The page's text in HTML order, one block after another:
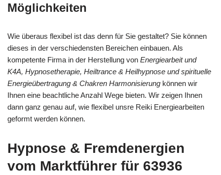
Möglichkeiten
Wie überaus flexibel ist das denn für Sie gestaltet? Sie können
dieses in der verschiedensten Bereichen einbauen. Als
kompetente Firma in der Herstellung von Energiearbeit und
K4A, Hypnosetherapie, Heiltrance & Heilhypnose und spirituelle
Energieübertragung & Chakren Harmonisierung können wir
Ihnen eine beachtliche Anzahl Wege bieten. Wir zeigen Ihnen
dann ganz genau auf, wie flexibel unsre Reiki Energiearbeiten
geformt werden können.
Hypnose & Fremdenergien
vom Marktführer für 63936